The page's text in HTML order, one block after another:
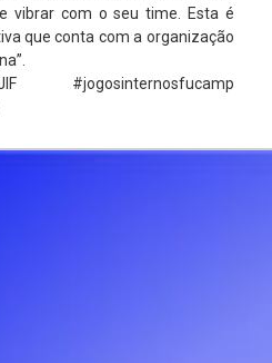
vibrar com o seu time. Esta é
que conta com a organização
#jogosinternosfucamp